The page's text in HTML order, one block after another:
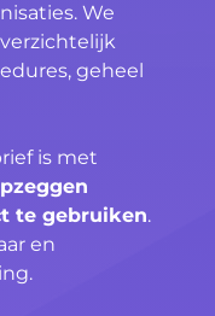
We
geheel
is met
te gebruiken.
en